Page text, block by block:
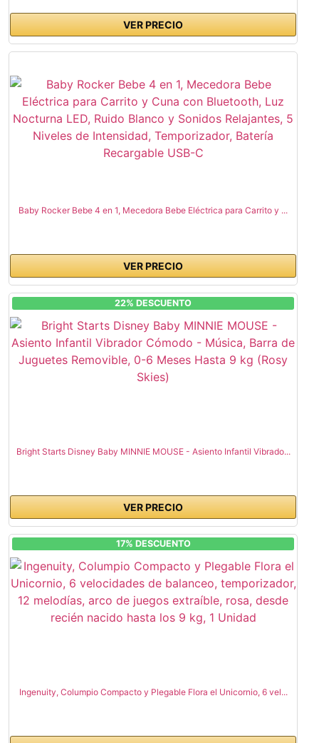
VER PRECIO
Baby Rocker Bebe 4 en 1, Mecedora Bebe Eléctrica para Carrito y ...
VER PRECIO
22% DESCUENTO
Bright Starts Disney Baby MINNIE MOUSE - Asiento Infantil Vibrado...
VER PRECIO
17% DESCUENTO
Ingenuity, Columpio Compacto y Plegable Flora el Unicornio, 6 vel...